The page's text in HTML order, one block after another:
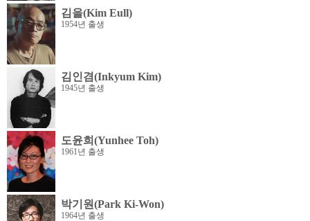
김을(Kim Eull)
1954년 출생
김인겸(Inkyum Kim)
1945년 출생
도윤희(Yunhee Toh)
1961년 출생
박기원(Park Ki-Won)
1964년 출생